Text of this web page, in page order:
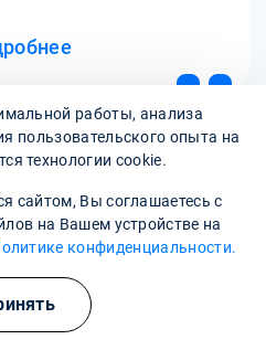
отзыв
работы, анализа
пользовательского опыта на
технологии cookie.
сайтом, Вы соглашаетесь с
на Вашем устройстве на
конфиденциальности.